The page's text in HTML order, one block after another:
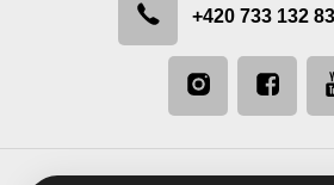
+420 733 132